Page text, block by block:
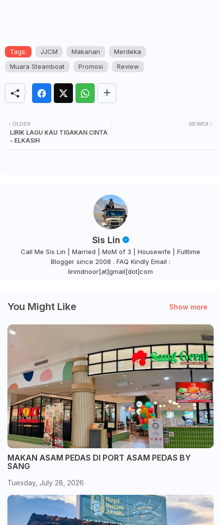
Tags: JJCM Makanan
Merdeka
Muara Steamboat
Promosi Review
NEWER
OLDER
LIRIK LAGU KAU TIGAKAN CINTA
- ELKASIH
Sis Lin
Call Me Sis Lin | Married | MoM of 3 | Housewife | Fulltime
Blogger since 2008 . FAQ Kindly Email :
linmdnoor[at]gmail[dot]com
You Might Like Show more
MAKAN ASAM PEDAS DI PORT ASAM PEDAS BY
SANG
Tuesday, July 28, 2026